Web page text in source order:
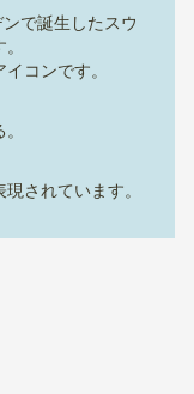
で誕生したスウ
コンです。
されています。